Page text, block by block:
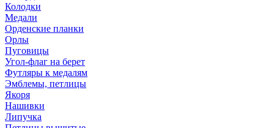
Колодки
Медали
Орденские планки
Орлы
Пуговицы
Угол-флаг на берет
Футляры к медалям
Эмблемы, петлицы
Якоря
Нашивки
Липучка